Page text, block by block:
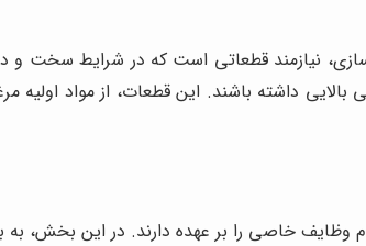
نیازمند قطعاتی است که در شرایط سخت و
داشته باشند. این قطعات، از مواد اولیه
خاصی را بر عهده دارند. در این بخش، به